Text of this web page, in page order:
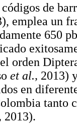
de
emplea un
650
orden
et al., 2013)
en
tanto
2013).